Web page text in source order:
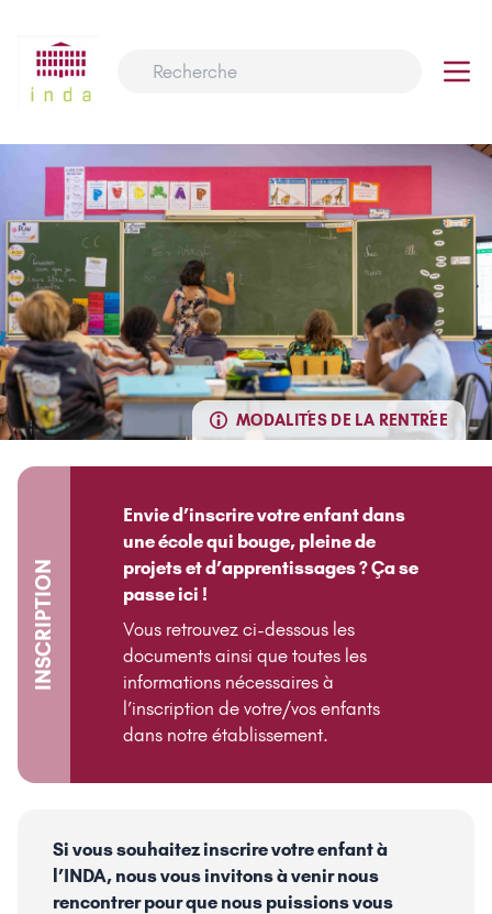
MODALITÉS DE LA RENTRÉE
INSCRIPTION
Envie d’inscrire votre enfant dans
une école qui bouge, pleine de
projets et d’apprentissages ? Ça se
passe ici !
Vous retrouvez ci-dessous les
documents ainsi que toutes les
informations nécessaires à
l’inscription de votre/vos enfants
dans notre établissement.
Si vous souhaitez inscrire votre enfant à
l’INDA, nous vous invitons à venir nous
rencontrer pour que nous puissions vous